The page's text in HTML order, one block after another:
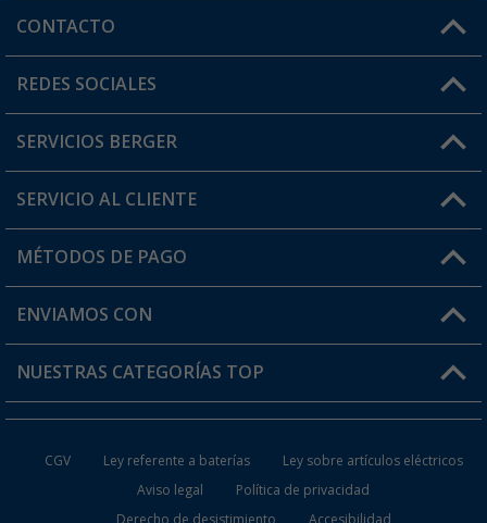
CONTACTO
Horario de atención al cliente:
¿Tienes alguna duda?
REDES SOCIALES
SERVICIOS BERGER
Conviértete en distribuidor
Mi cuenta
Tarjeta Berger Digital
SERVICIO AL CLIENTE
FAQ y Contacto
Información de envío
¿Dónde está mi pedido?
MÉTODOS DE PAGO
ENVIAMOS CON
NUESTRAS CATEGORÍAS TOP
CGV Ley referente a baterías
Ley sobre artículos eléctricos
Aviso legal
Política de privacidad
Derecho de desistimiento
Accesibilidad